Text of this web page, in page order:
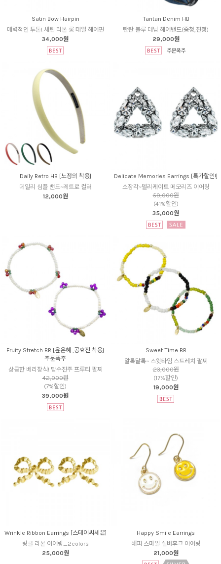
Satin Bow Hairpin
매력적인 투톤! 새틴 리본 롱 테일 헤어핀
34,000원
Tantan Denim HB
탄탄 블루 데님 헤어밴드(중청,진청)
29,000원
Daily Retro HB [노정의 착용]
데일리 심플 밴드~레트로 컬러
12,000원
Delicate Memories Earrings [특가할인!]
소장각~델리케이트 메모리즈 이어링
59,000원
(41%할인)
35,000원
Fruity Stretch BR [윤은혜 ,공효진 착용]
주문폭주
상큼한 베리장식! 담수진주 프루티 팔찌
42,000원
(7%할인)
39,000원
Sweet Time BR
알록달록~ 스윗타임 스트레치 팔찌
23,000원
(17%할인)
19,000원
Wrinkle Ribbon Earrings [스테이씨세은]
링클 리본 이어링_2colors
25,000원
Happy Smile Earrings
해피 스마일 실버후크 이어링
21,000원